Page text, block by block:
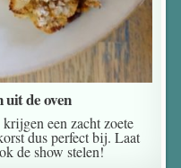
de oven
een zacht zoete
dus perfect bij. Laat
de show stelen!